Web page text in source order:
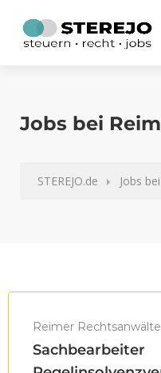
Jobs bei
STEREJO.de Jobs
Reimer Rechtsanwälte
Sachbearbeiter